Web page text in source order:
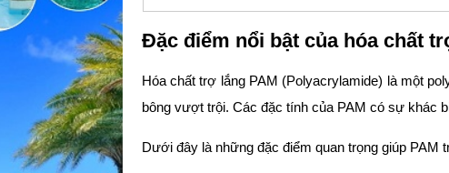
Đặc điểm nổi bật của hóa chất
Hóa chất trợ lắng PAM (Polyacrylamide) là một
bông vượt trội. Các đặc tính của PAM có sự khác
Dưới đây là những đặc điểm quan trọng giúp